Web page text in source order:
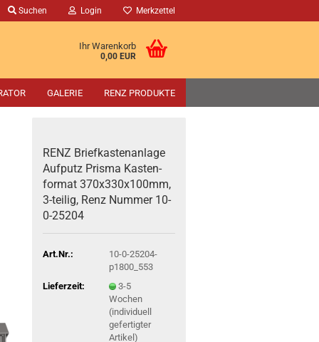
Suchen Login Merkzettel
Ihr Warenkorb
0,00 EUR
GALERIE RENZ PRODUKTE
RENZ Brief­kas­ten­an­la­ge
Auf­putz Pris­ma Kas­ten­
for­mat 370x330x100mm,
3-​teilig, Renz Num­mer 10-​
0-25204
Art.Nr.:
10-0-25204-
p1800_553
Lieferzeit:
3-5
Wochen
(individuell
gefertigter
Artikel)